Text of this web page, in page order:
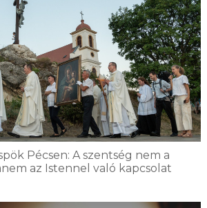
Pécsen: A szentség nem a
az Istennel való kapcsolat